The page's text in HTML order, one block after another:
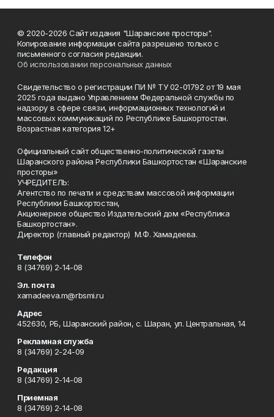
© 2020-2026 Сайт издания "Шаранские просторы".
Копирование информации сайта разрешено только с
письменного согласия редакции.
Об использовании персональных данных
Свидетельство о регистрации ПИ № ТУ 02-01792 от 19 мая
2025 года выдано Управлением Федеральной службы по
надзору в сфере связи, информационных технологий и
массовых коммуникаций по Республике Башкортостан.
Возрастная категория 12+
Официальный сайт общественно-политической газеты
Шаранского района Республики Башкортостан «Шаранские
просторы»
УЧРЕДИТЕЛЬ:
Агентство по печати и средствам массовой информации
Республики Башкортостан,
Акционерное общество Издательский дом «Республика
Башкортостан».
Директор (главный редактор) М.Ф. Хамадеева.
Телефон
8 (34769) 2-14-08
Эл. почта
xamadeeva.m@rbsmi.ru
Адрес
452630, РБ, Шаранский район, с. Шаран, ул. Центральная, 14
Рекламная служба
8 (34769) 2-24-09
Редакция
8 (34769) 2-14-08
Приемная
8 (34769) 2-14-08